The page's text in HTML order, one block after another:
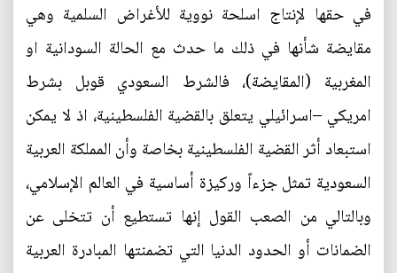
في حقها لإنتاج اسلحة نووية للأغراض السلمية وهي
مقايضة شأنها في ذلك ما حدث مع الحالة السودانية او
المغربية (المقايضة)، فالشرط السعودي قوبل بشرط
امريكي –اسرائيلي يتعلق بالقضية الفلسطينية، اذ لا يمكن
استبعاد أثر القضية الفلسطينية بخاصة وأن المملكة العربية
السعودية تمثل جزءاً وركيزة أساسية في العالم الإسلامي،
وبالتالي من الصعب القول إنها تستطيع أن تتخلى عن
الضمانات أو الحدود الدنيا التي تضمنتها المبادرة العربية